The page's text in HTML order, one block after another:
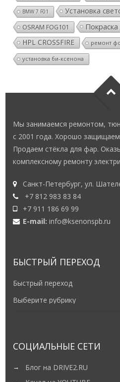
BMW 7 F01 Установка
OSRAM FOG101
HPL CROSSFIRE ремонт
установка би-ксенона
Мы занимаемся ремонтом,
с 2001 года. Хорошо
Продаем стёкла для фар.
комплексному ремонту
Санкт-Петербург, ул.
+7 812 983 83 84
+7 911 186 69 99
E-mail:info@ksenonspb.ru
БЫСТРЫЙ ПЕРЕХОД
Быстрый переход
СОЦИАЛЬНЫЕ СЕТИ
Блог на DRIVE2.RU